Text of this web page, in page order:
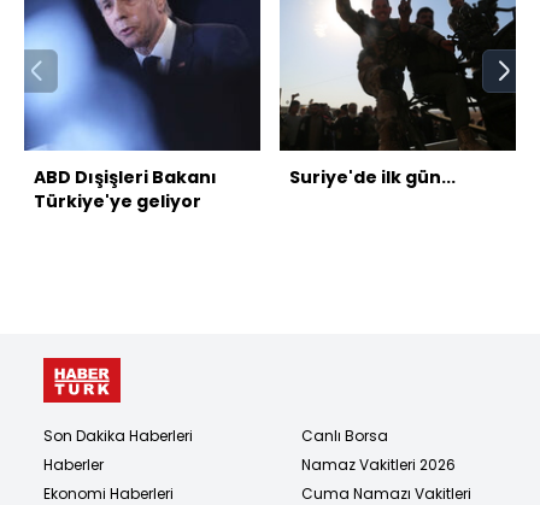
ABD Dışişleri Bakanı
Türkiye'ye geliyor
Suriye'de ilk gün...
Son Dakika Haberleri
Haberler
Ekonomi Haberleri
Canlı Borsa
Namaz Vakitleri 2026
Cuma Namazı Vakitleri